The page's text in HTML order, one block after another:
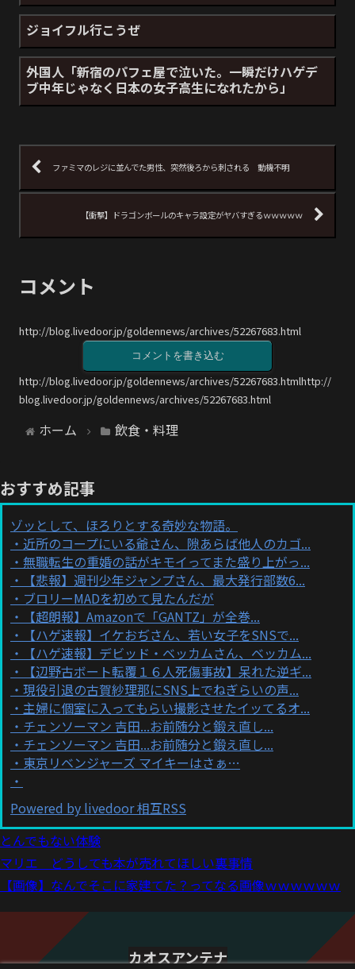
ジョイフル行こうぜ
外国人「新宿のパフェ屋で泣いた。一瞬だけハゲデ
ブ中年じゃなく日本の女子高生になれたから」
ファミマのレジに並んでた男性、突然後ろから刺される 動機不明
【衝撃】ドラゴンボールのキャラ設定がヤバすぎるｗｗｗｗｗ
コメント
http://blog.livedoor.jp/goldennews/archives/52267683.html
コメントを書き込む
http://blog.livedoor.jp/goldennews/archives/52267683.htmlhttp://
blog.livedoor.jp/goldennews/archives/52267683.html
ホーム 飲食・料理
おすすめ記事
ゾッとして、ほろりとする奇妙な物語。
近所のコープにいる爺さん、隙あらば他人のカゴ...
無職転生の重婚の話がキモイってまた盛り上がっ...
【悲報】週刊少年ジャンプさん、最大発行部数6...
ブロリーMADを初めて見たんだが
【超朗報】Amazonで「GANTZ」が全巻...
【ハゲ速報】イケおぢさん、若い女子をSNSで...
【ハゲ速報】デビッド・ベッカムさん、ベッカム...
【辺野古ボート転覆１６人死傷事故】呆れた逆ギ...
現役引退の古賀紗理那にSNS上でねぎらいの声...
主婦に個室に入ってもらい撮影させたイッてるオ...
チェンソーマン 吉田...お前随分と鍛え直し...
チェンソーマン 吉田...お前随分と鍛え直し...
東京リベンジャーズ マイキーはさぁ…
Powered by livedoor 相互RSS
とんでもない体験
マリエ どうしても本が売れてほしい裏事情
【画像】なんでそこに家建てた？ってなる画像ｗｗｗｗｗｗ
カオスアンテナ